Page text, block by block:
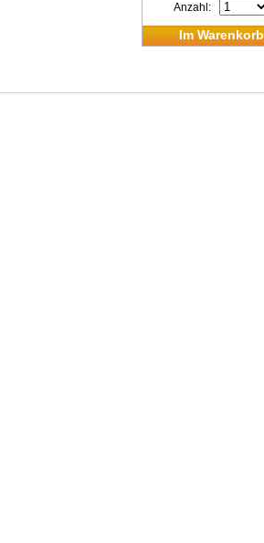
Anzahl:
Im Warenkorb